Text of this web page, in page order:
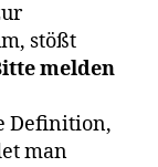
stößt
melden
Definition,
man